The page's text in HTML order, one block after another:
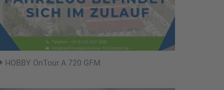
HOBBY OnTour A 720 GFM